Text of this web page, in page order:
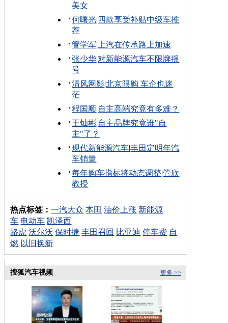
美女
何曙光| 四款享受补贴中级车推
荐
管学军| 上汽在传承路上加速
张少华|对新能源汽车不限牌摇
号
清风网影|北京限购 车企也迷
茫
程国顺|自主高端究竟有多难？
王灿彬|自主品牌究竟谁"自
主"了？
现代新能源汽车|丰田定明年汽
车销量
每年购车指标将动态调整|管欣
教授
热点标签：一汽大众 本田 油价上涨 新能源
车 电动车 凯泽西
路虎 沃尔沃 保时捷 丰田召回 比亚迪 停车费 自
燃 以旧换新
更多 >>
搜狐汽车视频